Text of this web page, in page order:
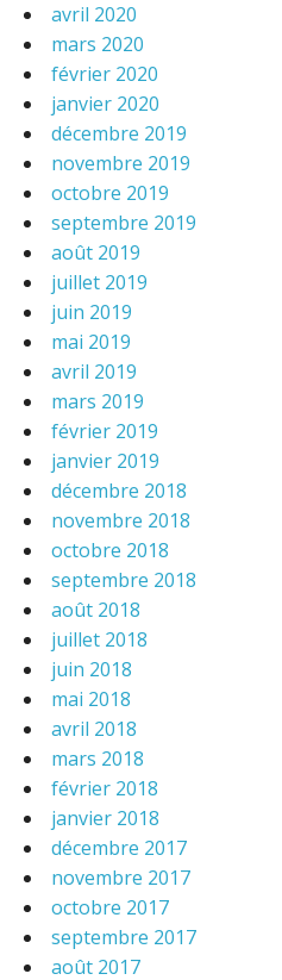
avril 2020
mars 2020
février 2020
janvier 2020
décembre 2019
novembre 2019
octobre 2019
septembre 2019
août 2019
juillet 2019
juin 2019
mai 2019
avril 2019
mars 2019
février 2019
janvier 2019
décembre 2018
novembre 2018
octobre 2018
septembre 2018
août 2018
juillet 2018
juin 2018
mai 2018
avril 2018
mars 2018
février 2018
janvier 2018
décembre 2017
novembre 2017
octobre 2017
septembre 2017
août 2017